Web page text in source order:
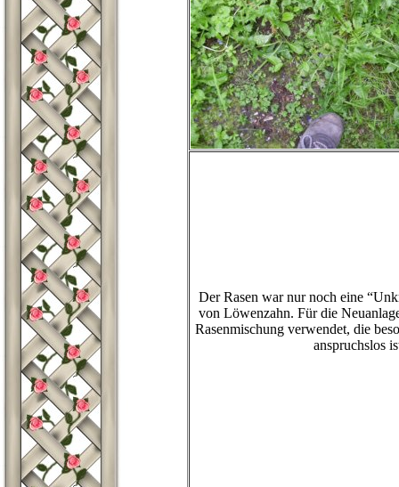
Der Rasen war nur noch eine
von Löwenzahn. Für die
Rasenmischung verwendet, die
anspruchslos